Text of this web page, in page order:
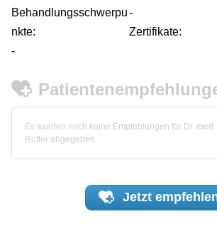
Behandlungsschwerpu
nkte:
-
Zertifikate:
-
Es wurden noch keine Empfehlungen für Dr. med.
Rotter abgegeben.
Jetzt